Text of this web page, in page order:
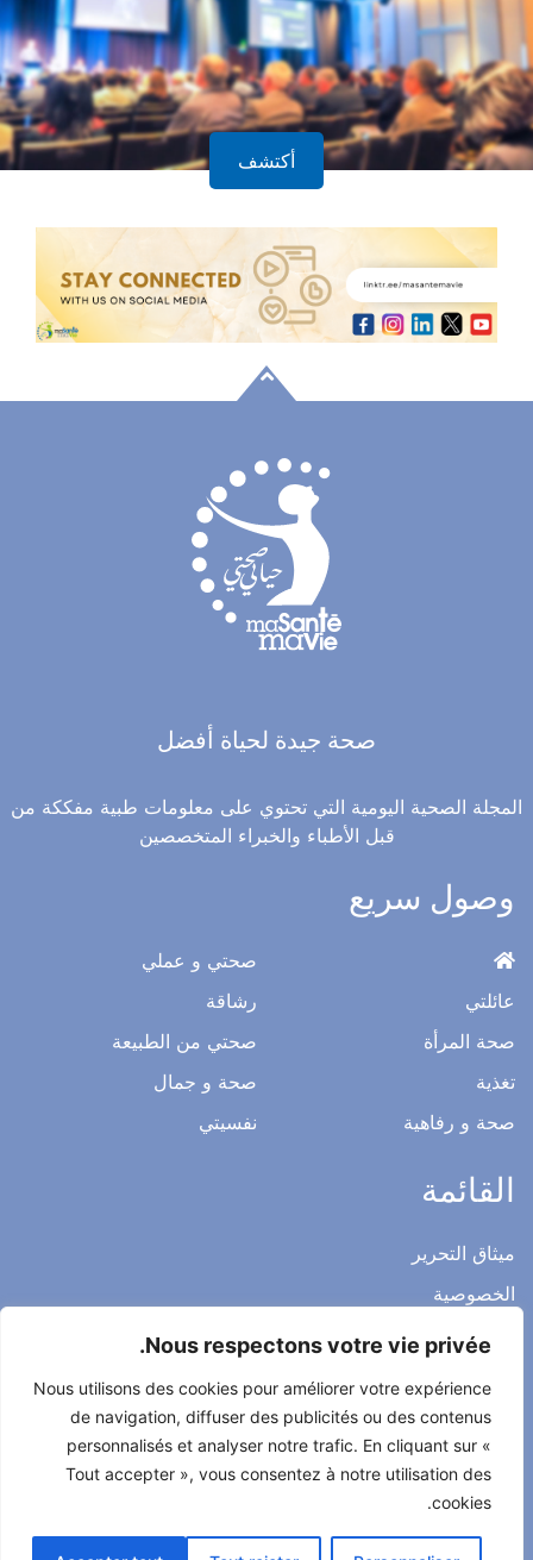
Nous respectons votre vie privée.
Nous utilisons des cookies pour améliorer votre expérience
de navigation, diffuser des publicités ou des contenus
personnalisés et analyser notre trafic. En cliquant sur «
Tout accepter », vous consentez à notre utilisation des
cookies.
أكتشف
صحة جيدة لحياة أفضل
المجلة الصحية اليومية التي تحتوي على معلومات طبية مفككة من
قبل الأطباء والخبراء المتخصصين
وصول سريع
عائلتي
صحة المرأة
تغذية
صحة و رفاهية
صحتي و عملي
رشاقة
صحتي من الطبيعة
صحة و جمال
نفسيتي
القائمة
ميثاق التحرير
الخصوصية
الاشعار القانوني
اتصل بنا
جميع الحقوق محفوظة لصحتي حياتي 2022